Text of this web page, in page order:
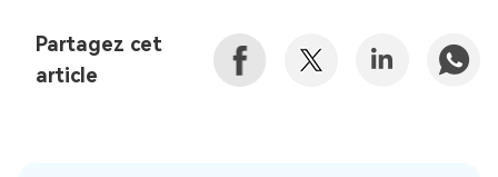
Partagez cet
article